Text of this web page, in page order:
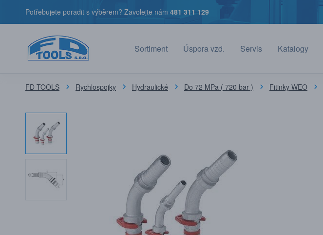
Potřebujete poradit s výběrem? Zavolejte nám 481 311 129
Sortiment Úspora vzd. Servis Katalogy
FD TOOLS Rychlospojky Hydraulické Do 72 MPa ( 720 bar ) Fitinky WEO